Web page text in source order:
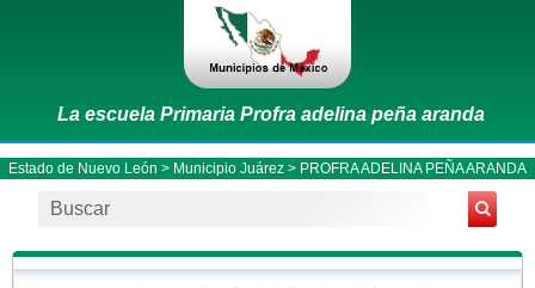
La escuela Primaria Profra adelina peña aranda
Estado de Nuevo León > Municipio Juárez > PROFRA ADELINA PEÑA ARANDA